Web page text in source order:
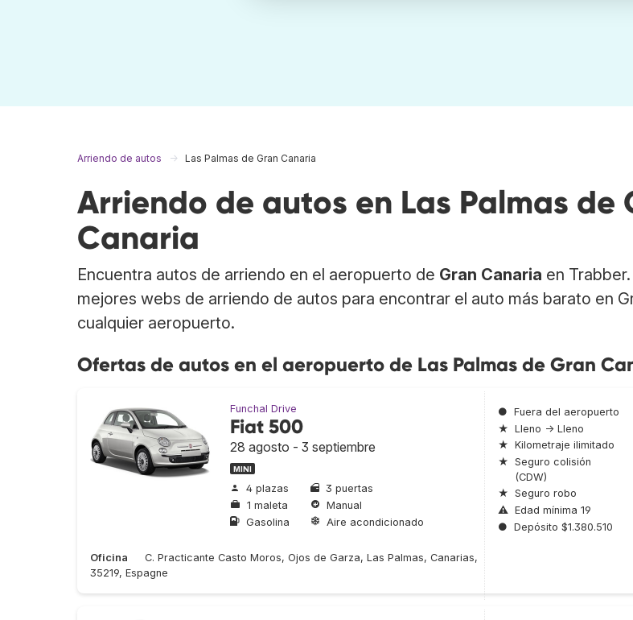
Arriendo de autos Las Palmas de Gran Canaria
Arriendo de autos en Las Palmas de
Canaria
Encuentra autos de arriendo en el aeropuerto de Gran Canaria en
mejores webs de arriendo de autos para encontrar el auto más barato en
cualquier aeropuerto.
Ofertas de autos en el aeropuerto de Las Palmas de Gran
Funchal Drive
Fiat 500
28 agosto - 3 septiembre
MINI
4 plazas
3 puertas
1 maleta
Manual
Gasolina
Aire acondicionado
Oficina
C. Practicante Casto Moros, Ojos de Garza, Las Palmas, Canarias,
35219, Espagne
● Fuera del aeropuerto
★ Lleno → Lleno
★ Kilometraje ilimitado
★ Seguro colisión
(CDW)
★ Seguro robo
⚠ Edad mínima 19
● Depósito $1.380.510